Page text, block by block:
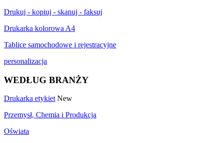
Drukuj - kopiuj - skanuj - faksuj
Drukarka kolorowa A4
Tablice samochodowe i rejestracyjne
personalizacja
WEDŁUG BRANŻY
Drukarka etykiet New
Przemysł, Chemia i Produkcja
Oświata